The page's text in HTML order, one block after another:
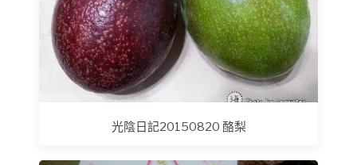
光陰日記20150820 酪梨